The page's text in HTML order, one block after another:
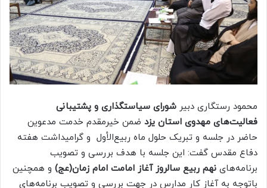
محمود رستگاری دبیر شورای سیاستگذاری و پشتیبانی
فعالیت‌های مهدوی استان یزد ضمن خیرمقدم خدمت مدعوین
حاضر در جلسه و تبریک حلول ماه ربیع‌الأول و گرامیداشت هفته
دفاع مقدس گفت: این جلسه با هدف بررسی و تصویب
برنامه‌های نهم ربیع سالروز آغاز امامت امام زمان(عج) و همچنین
باتوجه به آغاز کار مدارس در جهت بررسی و تصویب برنامه‌های